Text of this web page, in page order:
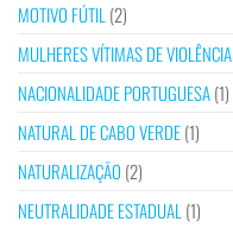
MOTIVO FÚTIL(2)
MULHERES VÍTIMAS DE VIOLÊNCIA
NACIONALIDADE PORTUGUESA(1)
NATURAL DE CABO VERDE(1)
NATURALIZAÇÃO (2)
NEUTRALIDADE ESTADUAL(1)